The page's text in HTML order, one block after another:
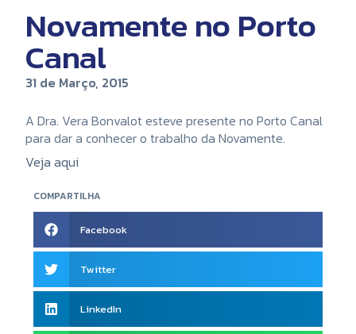
COMPARTILHA
Facebook
Twitter
LinkedIn
Novamente no Porto
Canal
31 de Março, 2015
A Dra. Vera Bonvalot esteve presente no Porto Canal
para dar a conhecer o trabalho da Novamente.
Veja aqui